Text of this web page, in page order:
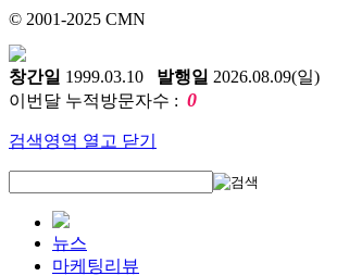
© 2001-2025 CMN
창간일 1999.03.10 발행일 2026.08.09(일)
이번달 누적방문자수 : 0
검색영역 열고 닫기
뉴스
마케팅리뷰